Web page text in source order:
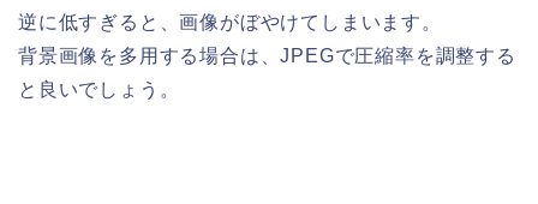
逆に低すぎると、画像がぼやけてしまいます。
背景画像を多用する場合は、JPEGで圧縮率を調整する
と良いでしょう。